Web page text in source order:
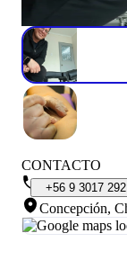
CONTACTO
+56 9 3017
Concepción,